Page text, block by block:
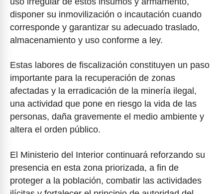
disponer su inmovilización o incautación cuando
corresponde y garantizar su adecuado traslado,
almacenamiento y uso conforme a ley.
Estas labores de fiscalización constituyen un paso
importante para la recuperación de zonas
afectadas y la erradicación de la minería ilegal,
una actividad que pone en riesgo la vida de las
personas, daña gravemente el medio ambiente y
altera el orden público.
El Ministerio del Interior continuará reforzando su
presencia en esta zona priorizada, a fin de
proteger a la población, combatir las actividades